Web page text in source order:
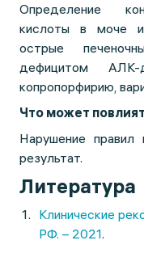
Определение
кислоты в моче
острые
дефицитом АЛК-
копропорфирию,
Что может
Нарушение правил
результат.
Литература
Клинические
РФ. – 2021.